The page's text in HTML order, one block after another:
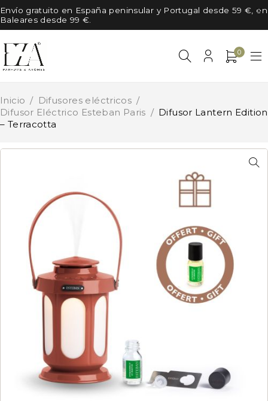
Envío gratuito en España peninsular y Portugal desde 59 €, en
Baleares desde 99 €.
0
Inicio / Difusores eléctricos /
Difusor Eléctrico Esteban Paris / Difusor Lantern Edition
– Terracotta